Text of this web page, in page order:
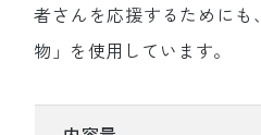
者さんを応援するためにも
物」を使用しています。